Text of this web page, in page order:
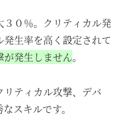
０％。クリティカル発
生率を高く設定されて
が発生しません。
ティカル攻撃、デバ
スキルです。